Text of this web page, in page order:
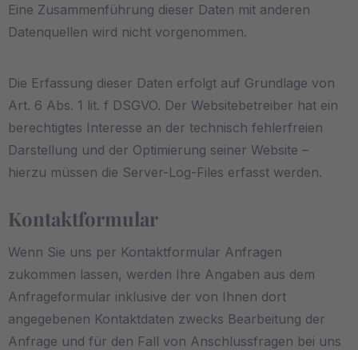
Eine Zusammenführung dieser Daten mit anderen
Datenquellen wird nicht vorgenommen.
Die Erfassung dieser Daten erfolgt auf Grundlage von
Art. 6 Abs. 1 lit. f DSGVO. Der Websitebetreiber hat ein
berechtigtes Interesse an der technisch fehlerfreien
Darstellung und der Optimierung seiner Website –
hierzu müssen die Server-Log-Files erfasst werden.
Kontaktformular
Wenn Sie uns per Kontaktformular Anfragen
zukommen lassen, werden Ihre Angaben aus dem
Anfrageformular inklusive der von Ihnen dort
angegebenen Kontaktdaten zwecks Bearbeitung der
Anfrage und für den Fall von Anschlussfragen bei uns